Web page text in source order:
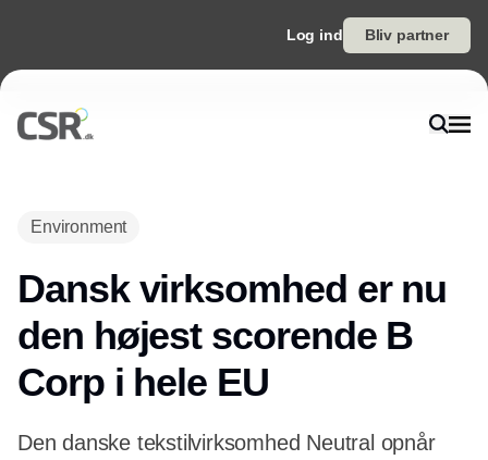
Log ind Bliv partner
Environment
Dansk virksomhed er nu
den højest scorende B
Corp i hele EU
Den danske tekstilvirksomhed Neutral opnår